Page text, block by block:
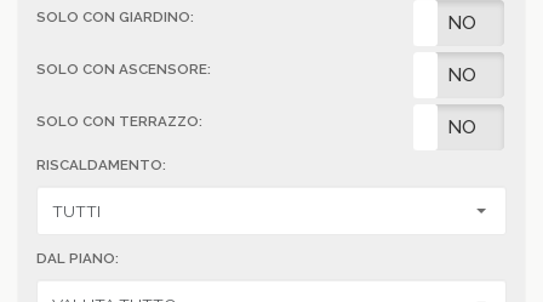
SOLO CON GIARDINO: NO
SOLO CON ASCENSORE: NO
SOLO CON TERRAZZO: NO
RISCALDAMENTO:
DAL PIANO: